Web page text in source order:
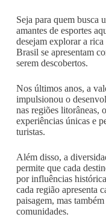
Seja para quem busca
amantes de esportes
desejam explorar a
Brasil se apresentam
serem descobertos.
Nos últimos anos, a
impulsionou o
nas regiões litorâneas,
experiências únicas e
turistas.
Além disso, a
permite que cada
por influências
cada região apresenta
paisagem, mas
comunidades.